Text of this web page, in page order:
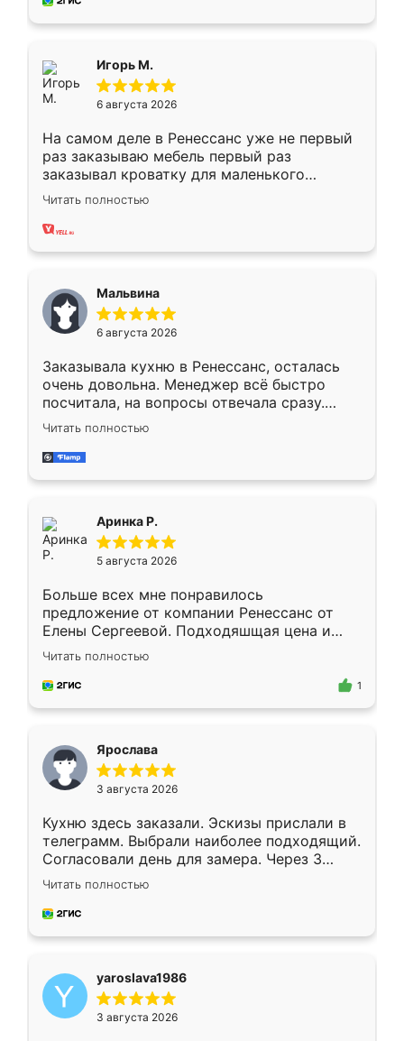
Игорь М.
6 августа 2026
На самом деле в Ренессанс уже не первый
раз заказываю мебель первый раз
заказывал кроватку для маленького
ребёнка при его рождении ,во второй раз
заказал шкаф-купе. По качеству очень
хорошее сборка достаточно быстрая,
меньше, здесь же он более разнообразный.
Мне нравится ,если что-то потребуется из
мебели буду заказывать только здесь.
Читать полностью
Мальвина
6 августа 2026
Заказывала кухню в Ренессанс, осталась
очень довольна. Менеджер всё быстро
посчитала, на вопросы отвечала сразу.
Замерщик приехал в субботу, подошёл к
делу со всей ответственностью. Собрали
за день, ребята работали аккуратно, даже
Читать полностью
Аринка Р.
5 августа 2026
Больше всех мне понравилось
предложение от компании Ренессанс от
Елены Сергеевой. Подходяшщая цена и
короткие сроки изготовления. Приехавший
для замера сотрудник Владислав
предложил по моему эскизу самый
Читать полностью
1
Ярослава
3 августа 2026
Кухню здесь заказали. Эскизы прислали в
телеграмм. Выбрали наиболее подходящий.
Согласовали день для замера. Через 3
недели кухня была уже готова. Остались
довольны работой. Спасибо Ренессанс
мебель за качественную работу!
Читать полностью
yaroslava1986
3 августа 2026